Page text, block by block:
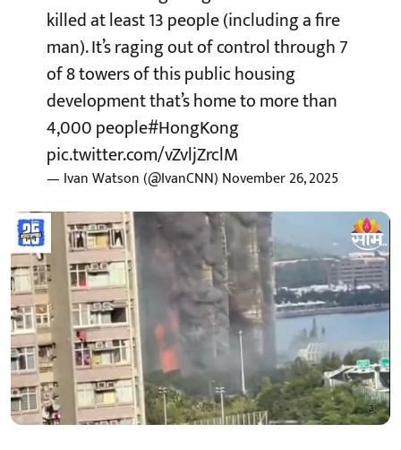
killed at least 13 people (including a fire
man). It’s raging out of control through 7
of 8 towers of this public housing
development that’s home to more than
4,000 people#HongKong
pic.twitter.com/vZvljZrclM
— Ivan Watson (@IvanCNN) November 26, 2025